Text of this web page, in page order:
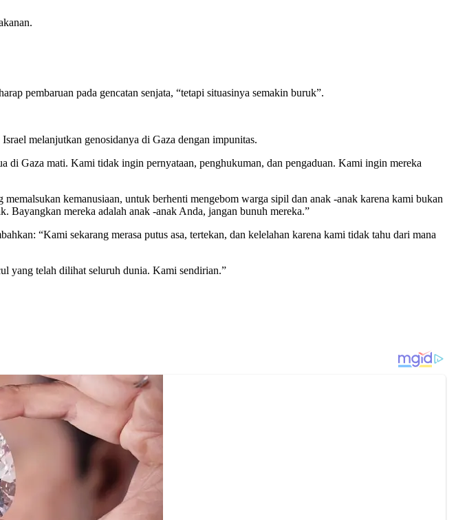
pembaruan pada gencatan senjata, “tetapi situasinya semakin buruk”.
melanjutkan genosidanya di Gaza dengan impunitas.
di Gaza mati. Kami tidak ingin pernyataan, penghukuman, dan pengaduan. Kami ingin mereka
kemanusiaan, untuk berhenti mengebom warga sipil dan anak -anak karena kami bukan
mereka adalah anak -anak Anda, jangan bunuh mereka.”
“Kami sekarang merasa putus asa, tertekan, dan kelelahan karena kami tidak tahu dari mana
yang telah dilihat seluruh dunia. Kami sendirian.”